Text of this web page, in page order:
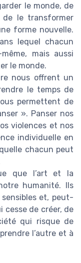
le monde, de
de le transformer
forme nouvelle.
lequel chacun
mais aussi
le monde.
nous offrent un
le temps de
permettent de
». Panser nos
violences et nos
individuelle en
chacun peut
que l’art et la
humanité. Ils
et, peut-
cesse de créer, de
qui risque de
l’autre et à